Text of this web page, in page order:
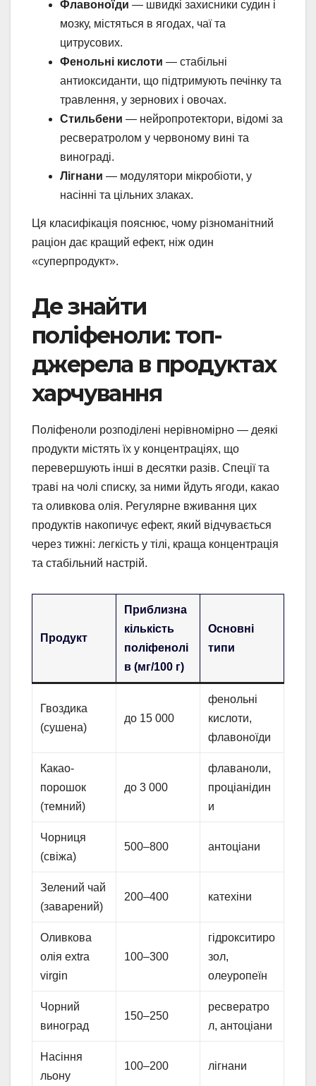
Флавоноїди — швидкі захисники судин і
мозку, містяться в ягодах, чаї та
цитрусових.
Фенольні кислоти — стабільні
антиоксиданти, що підтримують печінку та
травлення, у зернових і овочах.
Стильбени — нейропротектори, відомі за
ресвератролом у червоному вині та
винограді.
Лігнани — модулятори мікробіоти, у
насінні та цільних злаках.
Ця класифікація пояснює, чому різноманітний
раціон дає кращий ефект, ніж один
«суперпродукт».
Де знайти
поліфеноли: топ-
джерела в продуктах
харчування
Поліфеноли розподілені нерівномірно — деякі
продукти містять їх у концентраціях, що
перевершують інші в десятки разів. Спеції та
траві на чолі списку, за ними йдуть ягоди, какао
та оливкова олія. Регулярне вживання цих
продуктів накопичує ефект, який відчувається
через тижні: легкість у тілі, краща концентрація
та стабільний настрій.
Продукт
Приблизна
кількість
поліфенолі
в (мг/100 г)
Основні
типи
Гвоздика
(сушена)
до 15 000
фенольні
кислоти,
флавоноїди
Какао-
порошок
(темний)
до 3 000
флаваноли,
проціанідин
и
Чорниця
(свіжа)
500–800 антоціани
Зелений чай
(заварений)
200–400 катехіни
Оливкова
олія extra
virgin
100–300
гідрокситиро
зол,
олеуропеїн
Чорний
виноград
150–250
ресвератро
л, антоціани
Насіння
льону
100–200 лігнани